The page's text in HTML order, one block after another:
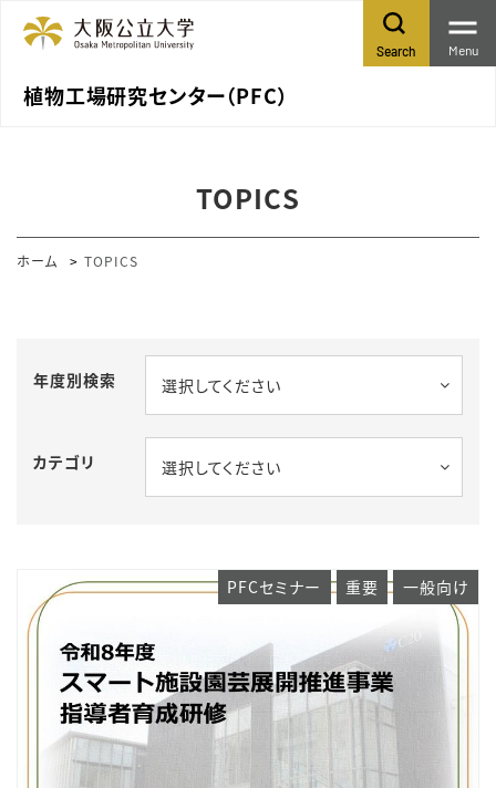
植物工場研究センター（PFC）
Search Menu
TOPICS
ホーム TOPICS
年度別検索 選択してください
カテゴリ 選択してください
PFCセミナー 重要 一般向け